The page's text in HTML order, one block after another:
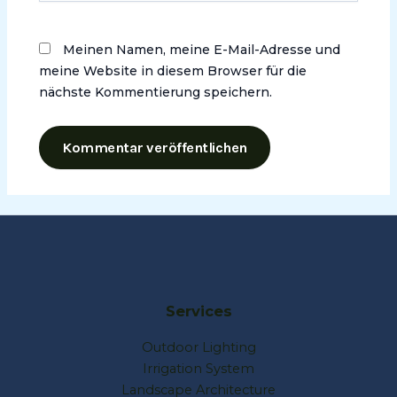
Meinen Namen, meine E-Mail-Adresse und
meine Website in diesem Browser für die
nächste Kommentierung speichern.
Services
Outdoor Lighting
Irrigation System
Landscape Architecture